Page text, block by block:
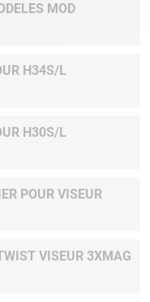
MOD
H34S/L
H30S/L
POUR VISEUR
VISEUR 3XMAG